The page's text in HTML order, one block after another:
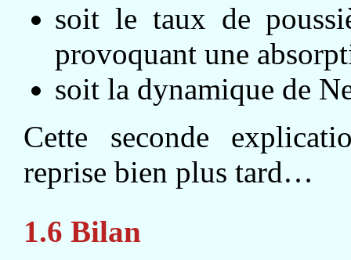
soit le taux de
provoquant une
soit la dynamique de
Cette seconde
reprise bien plus tard…
1.6 Bilan